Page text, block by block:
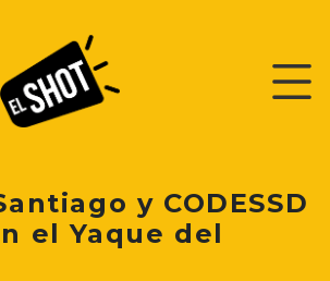
y CODESSD
el Yaque del